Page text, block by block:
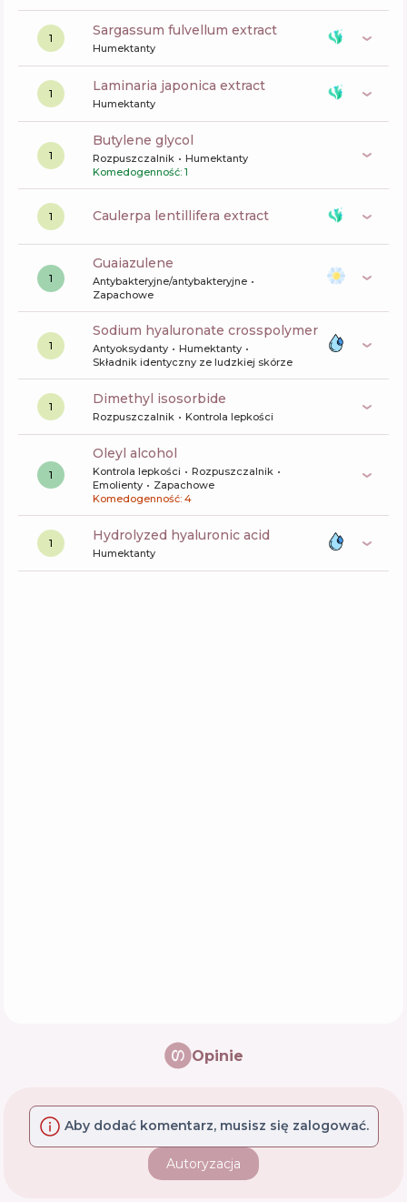
1 sargassum fulvellum extract
Humektanty
1 laminaria japonica extract
Humektanty
1
butylene glycol
Rozpuszczalnik
Humektanty
Komedogenność: 1
1 caulerpa lentillifera extract
1
guaiazulene
Antybakteryjne/antybakteryjne
Zapachowe
1
sodium hyaluronate crosspolymer
Antyoksydanty
Humektanty
Składnik identyczny ze ludzkiej skórze
1 dimethyl isosorbide
Rozpuszczalnik Kontrola lepkości
1
oleyl alcohol
Kontrola lepkości
Rozpuszczalnik
Emolienty
Zapachowe
Komedogenność: 4
1 hydrolyzed hyaluronic acid
Humektanty
Opinie
Aby dodać komentarz, musisz się zalogować.
Autoryzacja